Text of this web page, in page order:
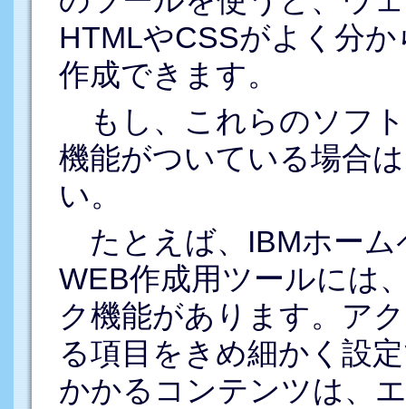
HTMLやCSSがよく分
作成できます。
もし、これらのソフ
機能がついている場合
い。
たとえば、IBMホーム
WEB作成用ツールには
ク機能があります。ア
る項目をきめ細かく設
かかるコンテンツは、